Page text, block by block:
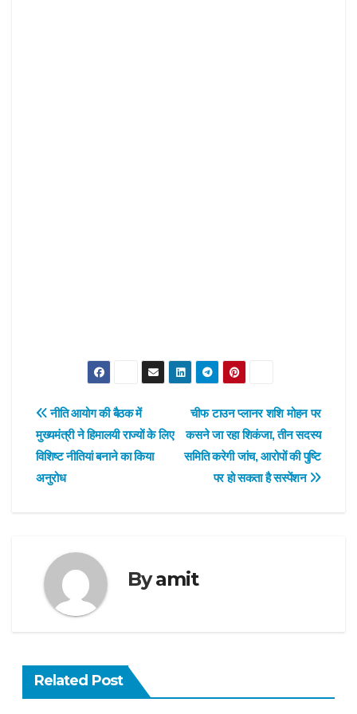
Post
navigation
चीफ टाउन प्लानर शशि मोहन पर
कसने जा रहा शिकंजा, तीन सदस्य
समिति करेगी जांच, आरोपों की पुष्टि
पर हो सकता है सस्पेंशन
नीति आयोग की बैठक में
मुख्यमंत्री ने हिमालयी राज्यों के लिए
विशिष्ट नीतियां बनाने का किया
अनुरोध
Byamit
Related Post